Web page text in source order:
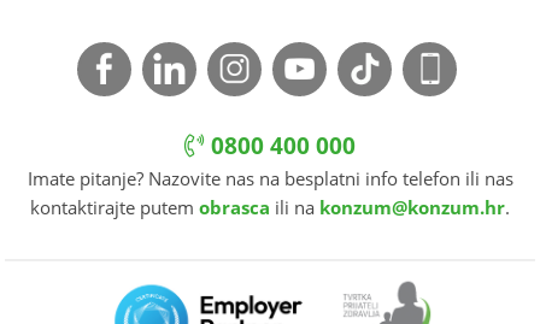
0800 400 000
Imate pitanje? Nazovite nas na besplatni info telefon ili nas
kontaktirajte putem obrasca ili na konzum@konzum.hr.